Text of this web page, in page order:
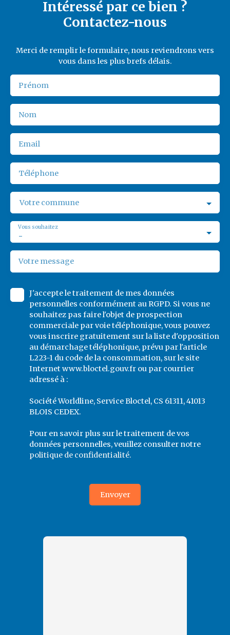
Intéressé par ce bien ?
Contactez-nous
Merci de remplir le formulaire, nous reviendrons vers
vous dans les plus brefs délais.
Prénom
Nom
Email
Téléphone
Votre commune
-
Vous souhaitez
Votre message
J'accepte le traitement de mes données
personnelles conformément au RGPD. Si vous ne
souhaitez pas faire l'objet de prospection
commerciale par voie téléphonique, vous pouvez
vous inscrire gratuitement sur la liste d'opposition
au démarchage téléphonique, prévu par l'article
L223-1 du code de la consommation, sur le site
Internet www.bloctel.gouv.fr ou par courrier
adressé à :
Société Worldline, Service Bloctel, CS 61311, 41013
BLOIS CEDEX.
Pour en savoir plus sur le traitement de vos
données personnelles, veuillez consulter notre
politique de confidentialité.
Envoyer